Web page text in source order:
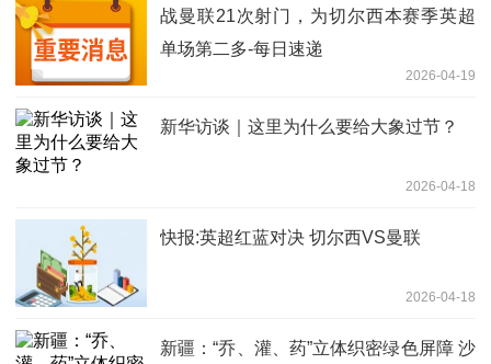
战曼联21次射门，为切尔西本赛季英超
单场第二多-每日速递
2026-04-19
新华访谈｜这里为什么要给大象过节？
2026-04-18
快报:英超红蓝对决 切尔西VS曼联
2026-04-18
新疆：“乔、灌、药”立体织密绿色屏障 沙